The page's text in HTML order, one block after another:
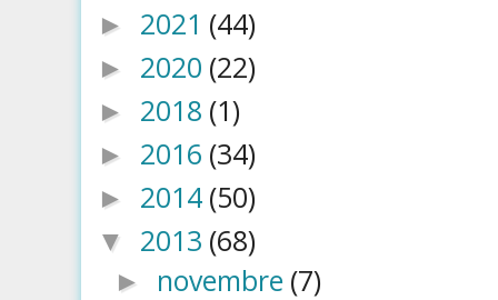
► 2021 (44)
► 2020 (22)
► 2018 (1)
► 2016 (34)
► 2014 (50)
▼ 2013 (68)
► novembre (7)